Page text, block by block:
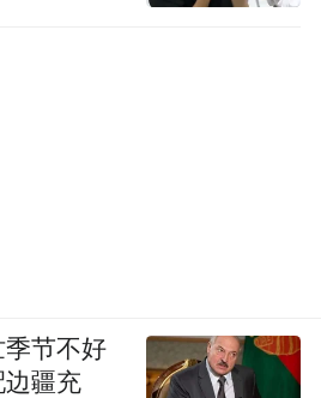
季节不好
边疆充